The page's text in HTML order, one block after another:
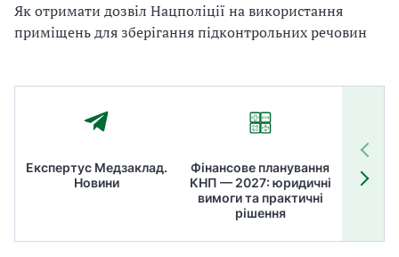
Як отримати дозвіл Нацполіції на використання
приміщень для зберігання підконтрольних речовин
Експертус Медзаклад.
Новини
Фінансове планування
КНП — 2027: юридичні
вимоги та практичні
рішення